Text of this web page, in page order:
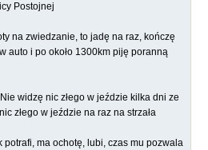
Postojnej
na zwiedzanie, to jadę na raz, kończę
auto i po około 1300km piję poranną
Nie widzę nic złego w jeździe kilka dni ze
złego w jeździe na raz na strzała
potrafi, ma ochotę, lubi, czas mu pozwala